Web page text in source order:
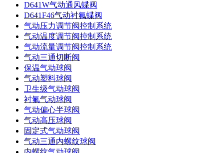
D641W气动通风蝶阀
D641F46气动衬氟蝶阀
气动压力调节阀控制系统
气动温度调节阀控制系统
气动流量调节阀控制系统
气动三通切断阀
保温气动球阀
气动塑料球阀
卫生级气动球阀
衬氟气动球阀
气动偏心半球阀
气动高压球阀
固定式气动球阀
气动三通内螺纹球阀